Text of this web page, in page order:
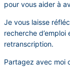
pour vous aider à
Je vous laisse
recherche
retranscription.
Partagez avec moi